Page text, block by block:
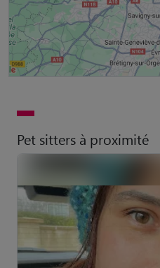
Pet sitters à proximité